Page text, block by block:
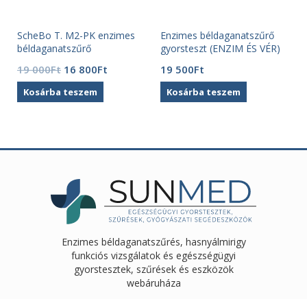
ScheBo T. M2-PK enzimes
béldaganatszűrő
19 000Ft Original
price
was:
16 800Ft
Kosárba teszem
Enzimes béldaganatszűrő
gyorsteszt (ENZIM ÉS VÉR)
ben Quick
19 500Ft
Kosárba teszem
Enzimes béldaganatszűrés, hasnyálmirigy
funkciós vizsgálatok és egészségügyi
gyorstesztek, szűrések és eszközök
webáruháza